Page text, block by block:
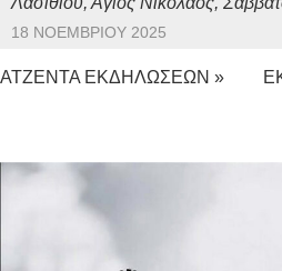
18 ΝΟΕΜΒΡΊΟΥ 2025
ΑΤΖΕΝΤΑ ΕΚΔΗΛΩΣΕΩΝ »